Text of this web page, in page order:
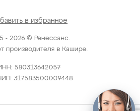
- 2026 © Ренессанс.
производителя в Кашире.
580313642057
317583500009448
в избранное